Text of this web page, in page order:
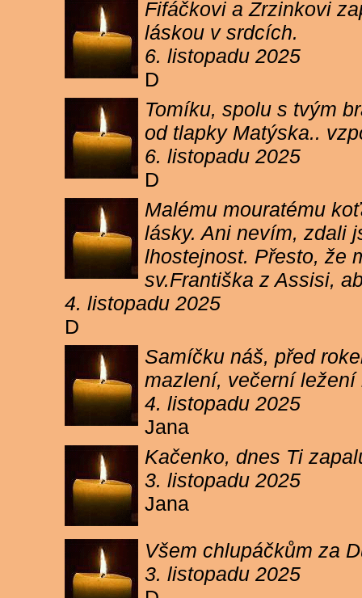
Fifáčkovi a Zrzinkovi
láskou v srdcích.
6. listopadu 2025
D
Tomíku, spolu s tvým
od tlapky Matýska..
6. listopadu 2025
D
Malému mouratému
lásky. Ani nevím, zdali
lhostejnost. Přesto, že
sv.Františka z Assisi,
4. listopadu 2025
D
Samíčku náš, před
mazlení, večerní
4. listopadu 2025
Jana
Kačenko, dnes Ti
3. listopadu 2025
Jana
Všem chlupáčkům za
3. listopadu 2025